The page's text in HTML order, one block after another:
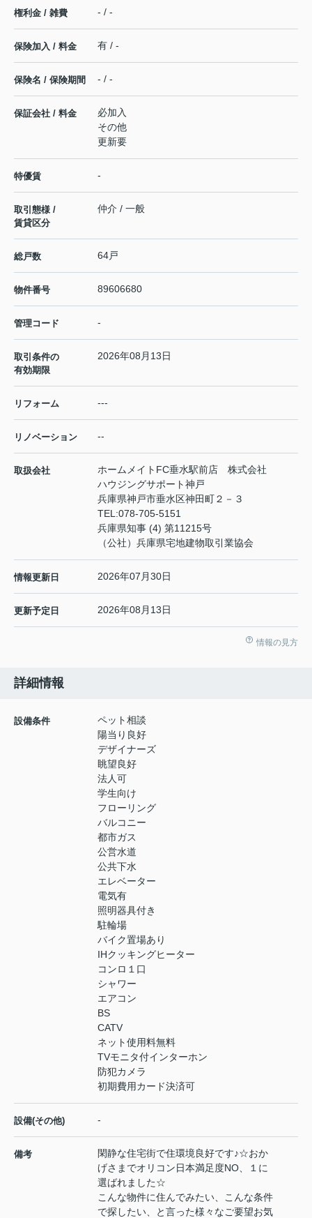
権利金 / 雑費 - / -
保険加入 / 料金 有 / -
保険名 / 保険期間 - / -
保証会社 / 料金
必加入
その他
更新要
特優賃 -
取引態様 /
賃貸区分
仲介 / 一般
総戸数 64戸
物件番号 89606680
管理コード -
取引条件の
有効期限
2026年08月13日
リフォーム ---
リノベーション --
取扱会社
ホームメイトFC垂水駅前店 株式会社
ハウジングサポート神戸
兵庫県神戸市垂水区神田町２－３
TEL:078-705-5151
兵庫県知事 (4) 第11215号
（公社）兵庫県宅地建物取引業協会
情報更新日 2026年07月30日
更新予定日 2026年08月13日
情報の見方
詳細情報
設備条件
ペット相談
陽当り良好
デザイナーズ
眺望良好
法人可
学生向け
フローリング
バルコニー
都市ガス
公営水道
公共下水
エレベーター
電気有
照明器具付き
駐輪場
バイク置場あり
IHクッキングヒーター
コンロ１口
シャワー
エアコン
BS
CATV
ネット使用料無料
TVモニタ付インターホン
防犯カメラ
初期費用カード決済可
設備(その他) -
備考
閑静な住宅街で住環境良好です♪☆おか
げさまでオリコン日本満足度NO、１に
選ばれました☆
こんな物件に住んでみたい、こんな条件
で探したい、と言った様々なご要望お気